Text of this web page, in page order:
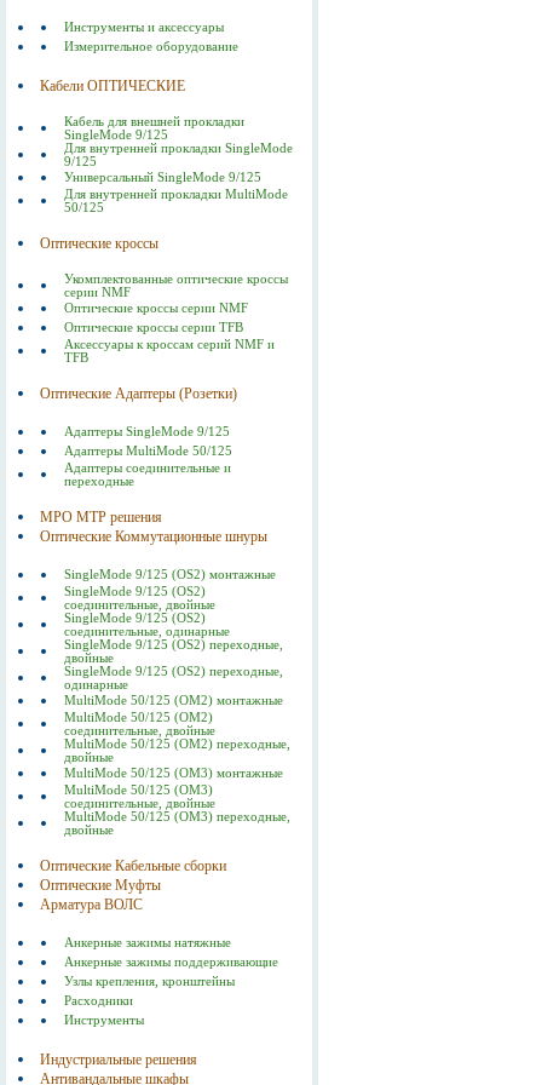
Инструменты и аксессуары
Измерительное оборудование
Кабели ОПТИЧЕСКИЕ
Кабель для внешней прокладки
SingleMode 9/125
Для внутренней прокладки SingleMode
9/125
Универсальный SingleMode 9/125
Для внутренней прокладки MultiMode
50/125
Оптические кроссы
Укомплектованные оптические кроссы
серии NMF
Оптические кроссы серии NMF
Оптические кроссы серии TFB
Аксессуары к кроссам серий NMF и
TFB
Оптические Адаптеры (Розетки)
Адаптеры SingleMode 9/125
Адаптеры MultiMode 50/125
Адаптеры соединительные и
переходные
MPO MTP решения
Оптические Коммутационные шнуры
SingleMode 9/125 (OS2) монтажные
SingleMode 9/125 (OS2)
соединительные, двойные
SingleMode 9/125 (OS2)
соединительные, одинарные
SingleMode 9/125 (OS2) переходные,
двойные
SingleMode 9/125 (OS2) переходные,
одинарные
MultiMode 50/125 (OM2) монтажные
MultiMode 50/125 (OM2)
соединительные, двойные
MultiMode 50/125 (OM2) переходные,
двойные
MultiMode 50/125 (OM3) монтажные
MultiMode 50/125 (OM3)
соединительные, двойные
MultiMode 50/125 (OM3) переходные,
двойные
Оптические Кабельные сборки
Оптические Муфты
Арматура ВОЛС
Анкерные зажимы натяжные
Анкерные зажимы поддерживающие
Узлы крепления, кронштейны
Расходники
Инструменты
Индустриальные решения
Антивандальные шкафы